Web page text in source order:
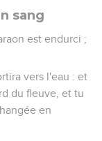
sang
est endurci ;
vers l'eau : et
du fleuve, et tu
en